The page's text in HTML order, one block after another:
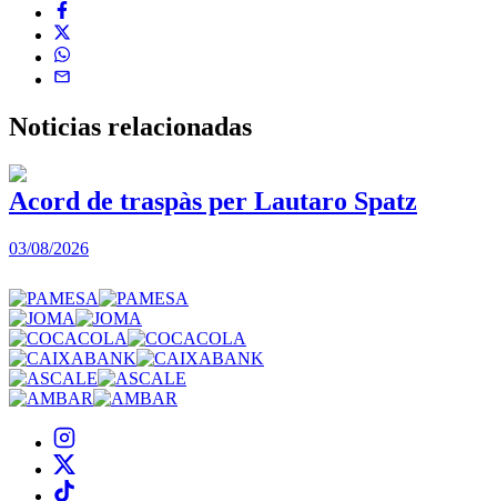
Noticias relacionadas
Acord de traspàs per Lautaro Spatz
03/08/2026